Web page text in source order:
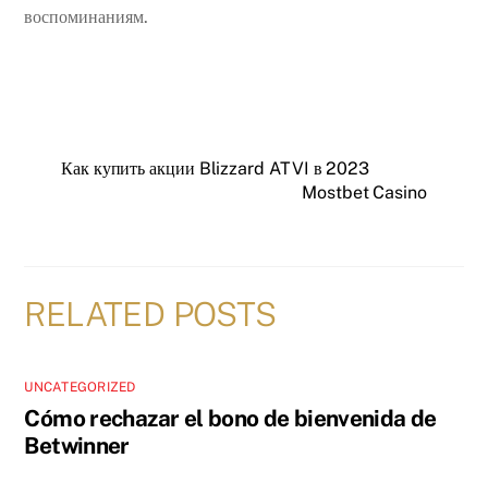
воспоминаниям.
Как купить акции Blizzard ATVI в 2023
Mostbet Casino
RELATED POSTS
UNCATEGORIZED
Cómo rechazar el bono de bienvenida de
Betwinner